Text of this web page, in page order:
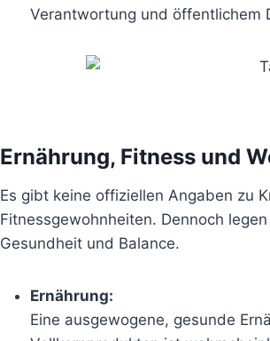
Verantwortung und öffentlichem
Ernährung, Fitness und
Es gibt keine offiziellen Angaben zu
Fitnessgewohnheiten. Dennoch
Gesundheit und Balance.
Ernährung:
Eine ausgewogene, gesunde